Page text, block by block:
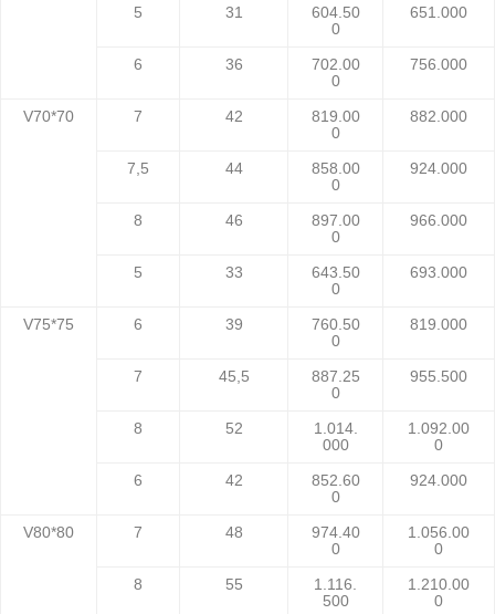
5 31
604.50
0
651.000
6 36
702.00
0
756.000
V70*70 7 42
819.00
0
882.000
7,5 44
858.00
0
924.000
8 46
897.00
0
966.000
5 33
643.50
0
693.000
V75*75 6 39
760.50
0
819.000
7 45,5
887.25
0
955.500
8 52
1.014.
000
1.092.00
0
6 42
852.60
0
924.000
V80*80 7 48
974.40
0
1.056.00
0
8 55
1.116.
500
1.210.00
0